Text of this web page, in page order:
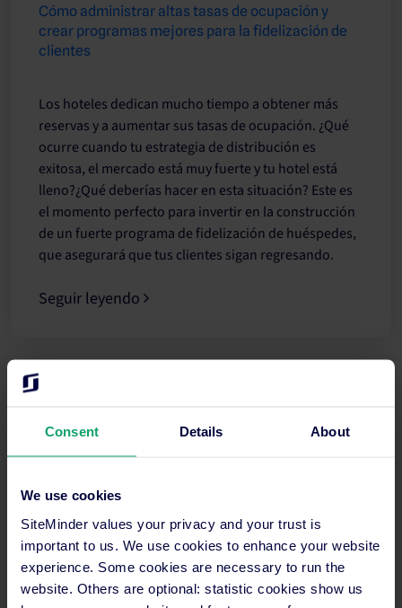
Consent Details About
We use cookies
SiteMinder values your privacy and your trust is
important to us. We use cookies to enhance your website
experience. Some cookies are necessary to run the
website. Others are optional: statistic cookies show us
Cómo administrar altas tasas de ocupación y
crear programas mejores para la fidelización de
clientes
Los hoteles dedican mucho tiempo a obtener más
reservas y a aumentar sus tasas de ocupación. ¿Qué
ocurre cuando tu estrategia de distribución es
exitosa, el mercado está muy fuerte y tu hotel está
lleno?¿Qué deberías hacer en esta situación? Este es
el momento perfecto para invertir en la construcción
de un fuerte programa de fidelización de huéspedes,
que asegurará que tus clientes sigan regresando.
Seguir leyendo
Distribución y marketing hotelero online: ¿Cuáles
son los tres desafíos más importantes para los
hoteleros?